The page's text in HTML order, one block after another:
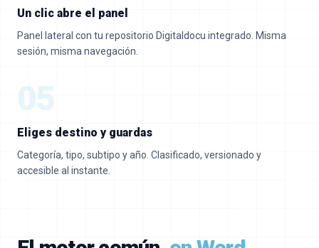
Un clic abre el panel
Panel lateral con tu repositorio Digitaldocu integrado. Misma
sesión, misma navegación.
05
Eliges destino y guardas
Categoría, tipo, subtipo y año. Clasificado, versionado y
accesible al instante.